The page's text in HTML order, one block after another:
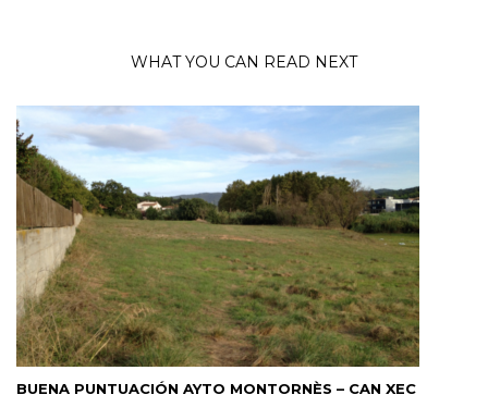
WHAT YOU CAN READ NEXT
BUENA PUNTUACIÓN AYTO MONTORNÈS – CAN XEC